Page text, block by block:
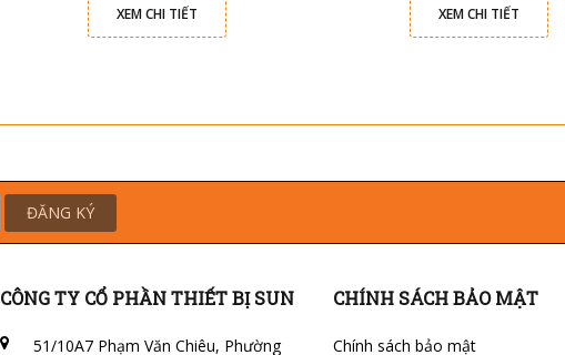
XEM CHI TIẾT XEM CHI TIẾT
ĐĂNG KÝ
CÔNG TY CỔ PHẦN THIẾT BỊ SUN
51/10A7 Phạm Văn Chiêu, Phường
CHÍNH SÁCH BẢO MẬT
Chính sách bảo mật